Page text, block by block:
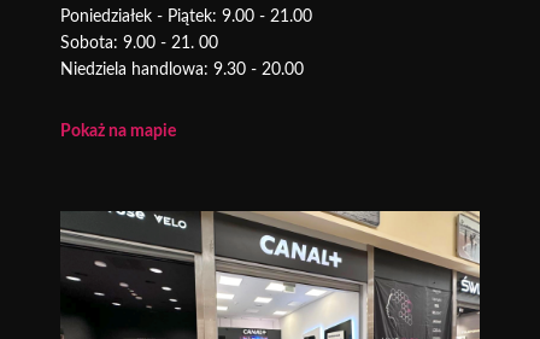
Poniedziałek - Piątek: 9.00 - 21.00
Sobota: 9.00 - 21. 00
Niedziela handlowa: 9.30 - 20.00
Pokaż na mapie